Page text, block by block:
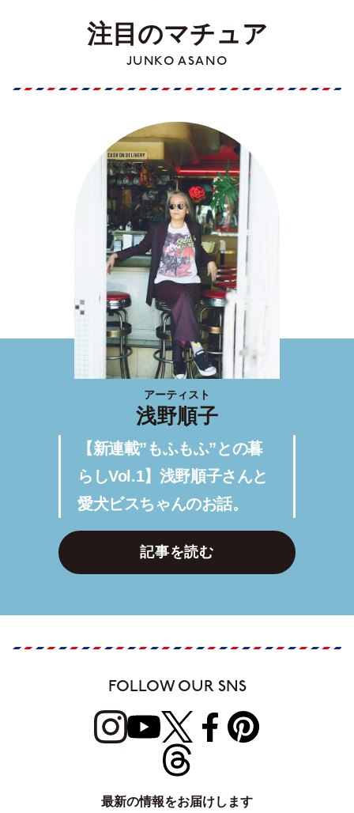
注目のマチュア
JUNKO ASANO
アーティスト
浅野順子
【新連載”もふもふ”との暮
らしVol.1】浅野順子さんと
愛犬ビスちゃんのお話。
記事を読む
FOLLOW OUR SNS
最新の情報をお届けします